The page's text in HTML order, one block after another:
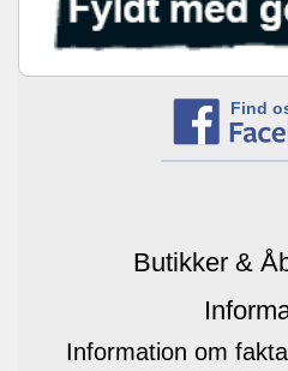
Find
Butikker &
Information om